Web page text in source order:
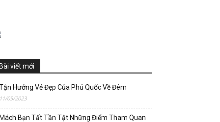
viết mới
Hưởng Vẻ Đẹp Của Phú Quốc Về Đêm
05/2023
Bạn Tất Tần Tật Những Điểm Tham Quan